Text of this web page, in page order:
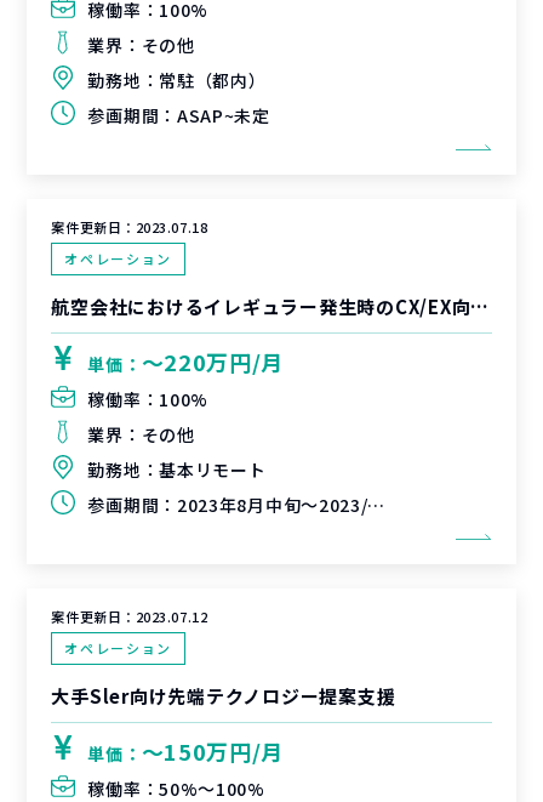
稼働率： 100%
業界： その他
勤務地： 常駐（都内）
参画期間： ASAP~未定
案件更新日： 2023.07.18
オペレーション
航空会社におけるイレギュラー発生時のCX/EX向上プログラムマネジメント
単価： 〜220万円/月
稼働率： 100%
業界： その他
勤務地：基本リモート
参画期間： 2023年8月中旬～2023/12/31(延長可能性あり)
案件更新日： 2023.07.12
オペレーション
大手Sler向け先端テクノロジー提案支援
単価： 〜150万円/月
稼働率：50%〜100%